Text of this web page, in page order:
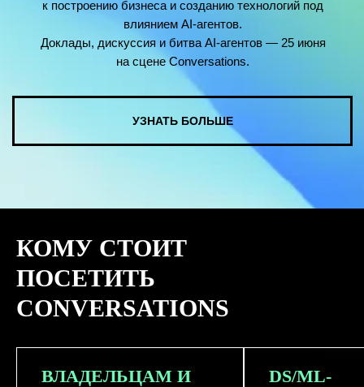
КОМУ СТОИТ
ПОСЕТИТЬ
CONVERSATIONS
ВЛАДЕЛЬЦАМ И
DS/ML-